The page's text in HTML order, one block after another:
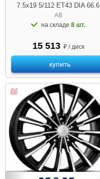
7.5x19 5/112 ET43 DIA 66.6
AB
на складе 8 шт.
15 513 ₽ / диск
купить